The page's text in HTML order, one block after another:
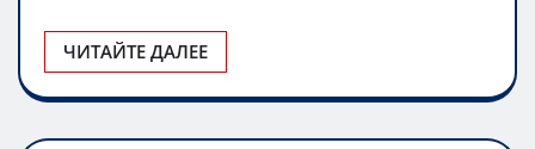
ЧИТАЙТЕ ДАЛЕЕ